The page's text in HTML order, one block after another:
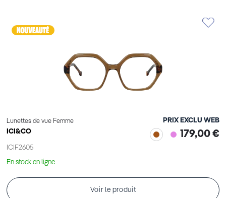
Lunettes de vue Femme
ICI&CO
ICIF2605
PRIX EXCLU WEB
179,00 €
En stock en ligne
Voir le produit